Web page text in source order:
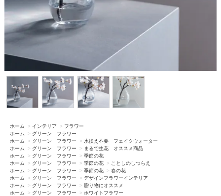
ホーム > インテリア > フラワー
ホーム
> グリーン フラワー
ホーム
> グリーン フラワー > 水換え不要 フェイクウォーター
ホーム
> グリーン フラワー > まるで生花 オススメ商品
ホーム
> グリーン フラワー > 季節の花
ホーム
> グリーン フラワー > 季節の花 > ことしのしつらえ
ホーム
> グリーン フラワー > 季節の花 > 春の花
ホーム
> グリーン フラワー > デザインフラワーインテリア
ホーム
> グリーン フラワー > 贈り物にオススメ
ホーム
> グリーン フラワー > ホワイトフラワー